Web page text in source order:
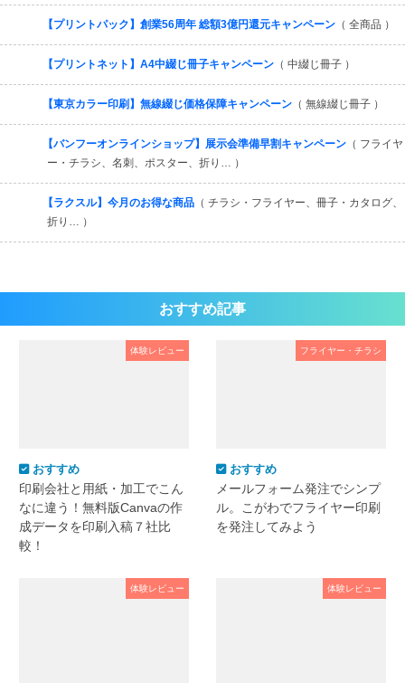
【プリントパック】創業56周年 総額3億円還元キャンペーン （ 全商品 ）
【プリントネット】A4中綴じ冊子キャンペーン （ 中綴じ冊子 ）
【東京カラー印刷】無線綴じ価格保障キャンペーン （ 無線綴じ冊子 ）
【バンフーオンラインショップ】展示会準備早割キャンペーン （ フライヤ
ー・チラシ、名刺、ポスター、折り… ）
【ラクスル】今月のお得な商品 （ チラシ・フライヤー、冊子・カタログ、
折り… ）
おすすめ記事
体験レビュー
おすすめ
印刷会社と用紙・加工でこん
なに違う！無料版Canvaの作
成データを印刷入稿７社比
較！
フライヤー・チラシ
おすすめ
メールフォーム発注でシンプ
ル。こがわでフライヤー印刷
を発注してみよう
体験レビュー 体験レビュー